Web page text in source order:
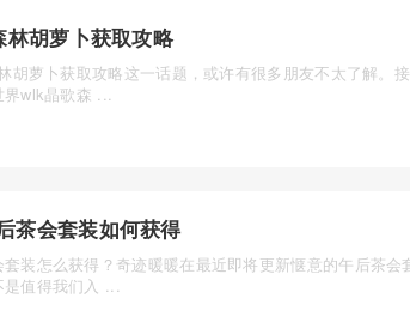
胡萝卜获取攻略
胡萝卜获取攻略这一话题，或许有很多朋友不太了解。
界wlk晶歌森 ...
茶会套装如何获得
装怎么获得？奇迹暖暖在最近即将更新惬意的午后茶会
是值得我们入 ...